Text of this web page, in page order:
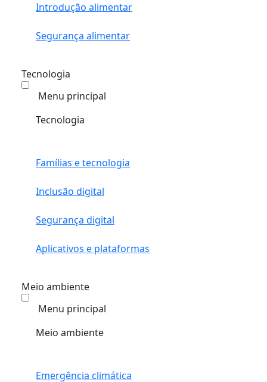
Introdução alimentar
Segurança alimentar
Tecnologia
Menu principal
Tecnologia
Famílias e tecnologia
Inclusão digital
Segurança digital
Aplicativos e plataformas
Meio ambiente
Menu principal
Meio ambiente
Emergência climática